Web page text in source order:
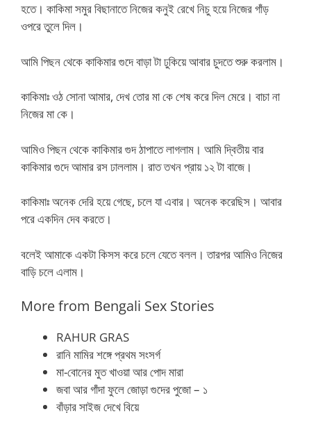
হতে। কাকিমা সমুর বিছানাতে নিজের কনুই রেখে নিচু হয়ে নিজের গাঁড়
ওপরে তুলে দিল।
আমি পিছন থেকে কাকিমার গুদে বাড়া টা ঢুকিয়ে আবার চুদতে শুরু করলাম।
কাকিমাঃ ওঠ সোনা আমার, দেখ তোর মা কে শেষ করে দিল মেরে। বাচা না
নিজের মা কে।
আমিও পিছন থেকে কাকিমার গুদ ঠাপাতে লাগলাম। আমি দ্বিতীয় বার
কাকিমার গুদে আমার রস ঢাললাম। রাত তখন প্রায় ১২ টা বাজে।
কাকিমাঃ অনেক দেরি হয়ে গেছে, চলে যা এবার। অনেক করেছিস। আবার
পরে একদিন দেব করতে।
বলেই আমাকে একটা কিসস করে চলে যেতে বলল। তারপর আমিও নিজের
বাড়ি চলে এলাম।
More from Bengali Sex Stories
RAHUR GRAS
রানি মামির শঙ্গে প্রথম সংসর্গ
মা-বোনের মুত খাওয়া আর পোদ মারা
জবা আর গাঁদা ফুলে জোড়া গুদের পুজো – ১
বাঁড়ার সাইজ দেখে বিয়ে